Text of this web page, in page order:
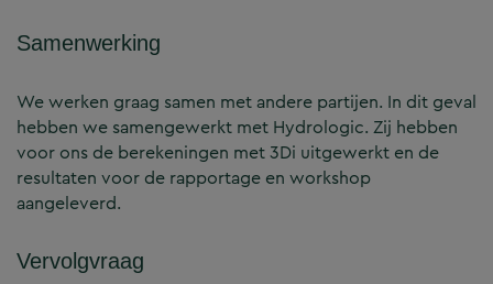
Samenwerking
We werken graag samen met andere partijen. In dit geval
hebben we samengewerkt met Hydrologic. Zij hebben
voor ons de berekeningen met 3Di uitgewerkt en de
resultaten voor de rapportage en workshop
aangeleverd.
Vervolgvraag